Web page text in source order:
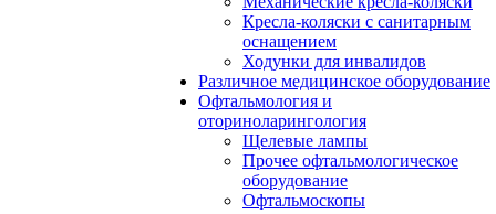
Кресла-коляски с санитарным
оснащением
Ходунки для инвалидов
Различное медицинское оборудование
Офтальмология и
оториноларингология
Щелевые лампы
Прочее офтальмологическое
оборудование
Офтальмоскопы